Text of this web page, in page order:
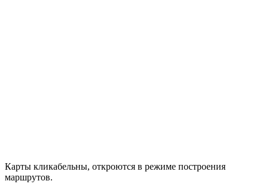
Карты кликабельны, откроются в режиме построения
маршрутов.